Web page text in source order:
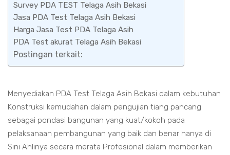
Survey PDA TEST Telaga Asih Bekasi
Jasa PDA Test Telaga Asih Bekasi
Harga Jasa Test PDA Telaga Asih
PDA Test akurat Telaga Asih Bekasi
Postingan terkait:
Menyediakan PDA Test Telaga Asih Bekasi dalam kebutuhan
Konstruksi kemudahan dalam pengujian tiang pancang
sebagai pondasi bangunan yang kuat/kokoh pada
pelaksanaan pembangunan yang baik dan benar hanya di
Sini Ahlinya secara merata Profesional dalam memberikan